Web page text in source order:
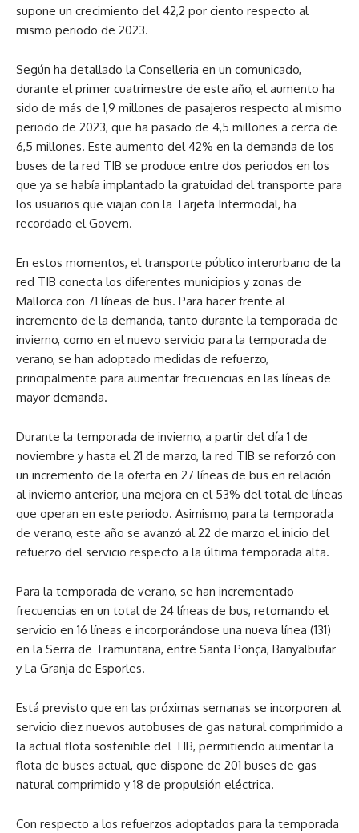
supone un crecimiento del 42,2 por ciento respecto al
mismo periodo de 2023.
Según ha detallado la Conselleria en un comunicado,
durante el primer cuatrimestre de este año, el aumento ha
sido de más de 1,9 millones de pasajeros respecto al mismo
periodo de 2023, que ha pasado de 4,5 millones a cerca de
6,5 millones. Este aumento del 42% en la demanda de los
buses de la red TIB se produce entre dos periodos en los
que ya se había implantado la gratuidad del transporte para
los usuarios que viajan con la Tarjeta Intermodal, ha
recordado el Govern.
En estos momentos, el transporte público interurbano de la
red TIB conecta los diferentes municipios y zonas de
Mallorca con 71 líneas de bus. Para hacer frente al
incremento de la demanda, tanto durante la temporada de
invierno, como en el nuevo servicio para la temporada de
verano, se han adoptado medidas de refuerzo,
principalmente para aumentar frecuencias en las líneas de
mayor demanda.
Durante la temporada de invierno, a partir del día 1 de
noviembre y hasta el 21 de marzo, la red TIB se reforzó con
un incremento de la oferta en 27 líneas de bus en relación
al invierno anterior, una mejora en el 53% del total de líneas
que operan en este periodo. Asimismo, para la temporada
de verano, este año se avanzó al 22 de marzo el inicio del
refuerzo del servicio respecto a la última temporada alta.
Para la temporada de verano, se han incrementado
frecuencias en un total de 24 líneas de bus, retomando el
servicio en 16 líneas e incorporándose una nueva línea (131)
en la Serra de Tramuntana, entre Santa Ponça, Banyalbufar
y La Granja de Esporles.
Está previsto que en las próximas semanas se incorporen al
servicio diez nuevos autobuses de gas natural comprimido a
la actual flota sostenible del TIB, permitiendo aumentar la
flota de buses actual, que dispone de 201 buses de gas
natural comprimido y 18 de propulsión eléctrica.
Con respecto a los refuerzos adoptados para la temporada